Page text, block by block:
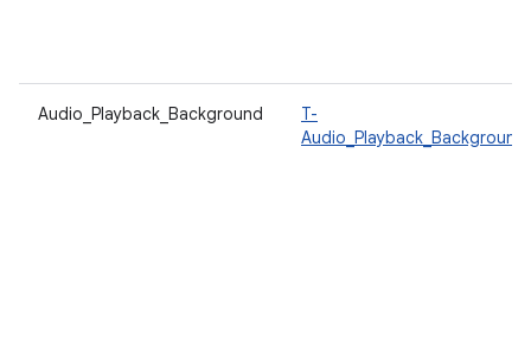
Audio_Playback_Background
T-
Audio_Playback_Background